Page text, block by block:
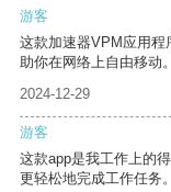
游客
这款加速器VPM应用程
助你在网络上自由移动。
2024-12-29
游客
这款app是我工作上的
更轻松地完成工作任务。